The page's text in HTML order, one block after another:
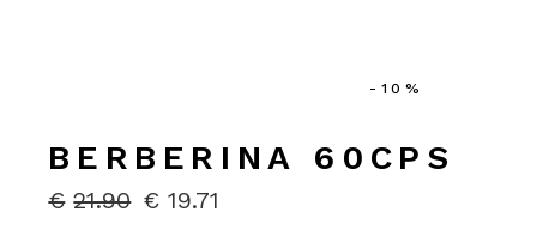
-10%
BERBERINA 60CPS
€ 21.90
IL
€ 19.71
IL